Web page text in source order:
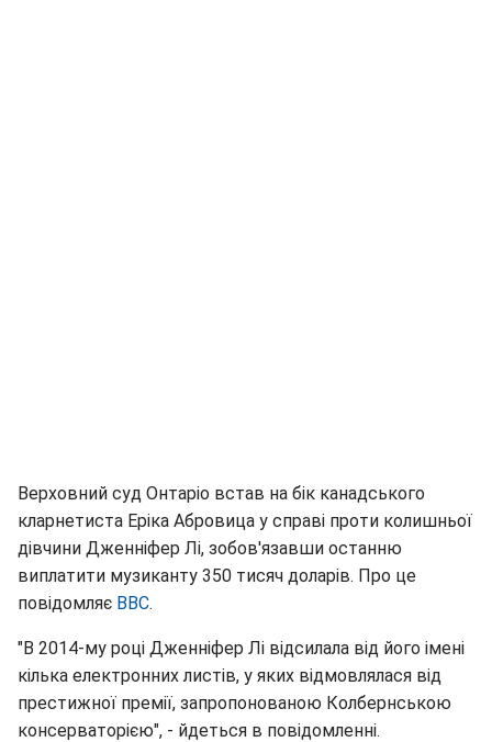
Верховний суд Онтаріо встав на бік канадського
кларнетиста Еріка Абровица у справі проти колишньої
дівчини Дженніфер Лі, зобов'язавши останню
виплатити музиканту 350 тисяч доларів. Про це
повідомляє BBC.
"В 2014-му році Дженніфер Лі відсилала від його імені
кілька електронних листів, у яких відмовлялася від
престижної премії, запропонованою Колбернською
консерваторією", - йдеться в повідомленні.